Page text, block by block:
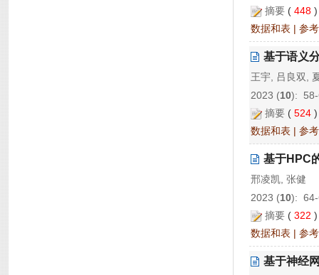
摘要 ( 448
数据和表 | 参
基于语义
王宇, 吕良双,
2023 (10):
摘要 ( 524
数据和表 | 参
基于HPC
邢凌凯, 张健
2023 (10):
摘要 ( 322
数据和表 | 参
基于神经